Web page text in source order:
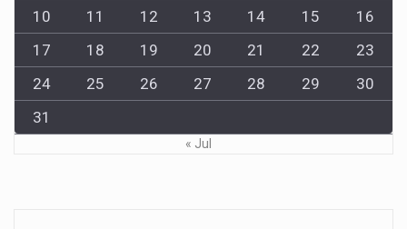
10
11 12 13 14 15
16
17
18 19 20 21 22
23
24
25 26 27 28 29
30
31
« Jul